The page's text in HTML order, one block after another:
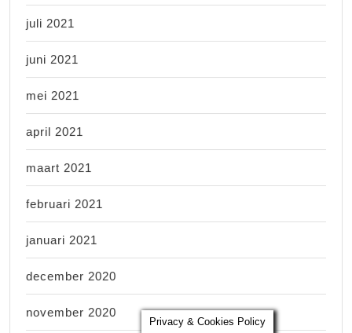
juli 2021
juni 2021
mei 2021
april 2021
maart 2021
februari 2021
januari 2021
december 2020
november 2020
Privacy & Cookies Policy